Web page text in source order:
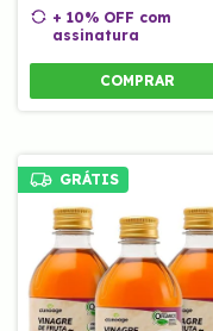
+ 10% OFF com
assinatura
COMPRAR
GRÁTIS